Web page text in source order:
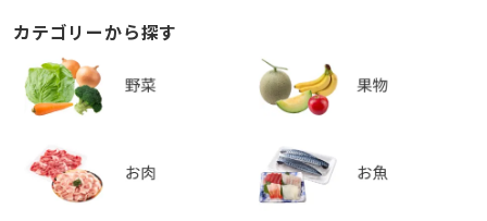
カテゴリーから探す